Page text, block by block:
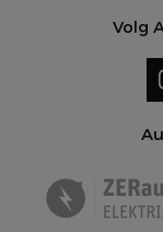
Volg